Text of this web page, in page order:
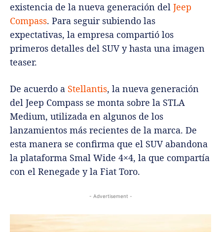
existencia de la nueva generación del Jeep
Compass. Para seguir subiendo las
expectativas, la empresa compartió los
primeros detalles del SUV y hasta una imagen
teaser.
De acuerdo a Stellantis, la nueva generación
del Jeep Compass se monta sobre la STLA
Medium, utilizada en algunos de los
lanzamientos más recientes de la marca. De
esta manera se confirma que el SUV abandona
la plataforma Smal Wide 4×4, la que compartía
con el Renegade y la Fiat Toro.
- Advertisement -